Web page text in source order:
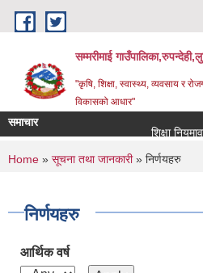
Skip to main content
सम्मरीमाई
"कृषि, शिक्षा, स्वास्थ्य, व्यवसाय र
विकासको आधार"
समाचार
शिक्षा
You are here
Home » सूचना तथा जानकारी» निर्णयहरु
निर्णयहरु
आर्थिक वर्ष